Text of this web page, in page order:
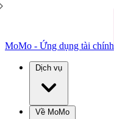
MoMo - Ứng dụng tài chính
Dịch vụ
Về MoMo